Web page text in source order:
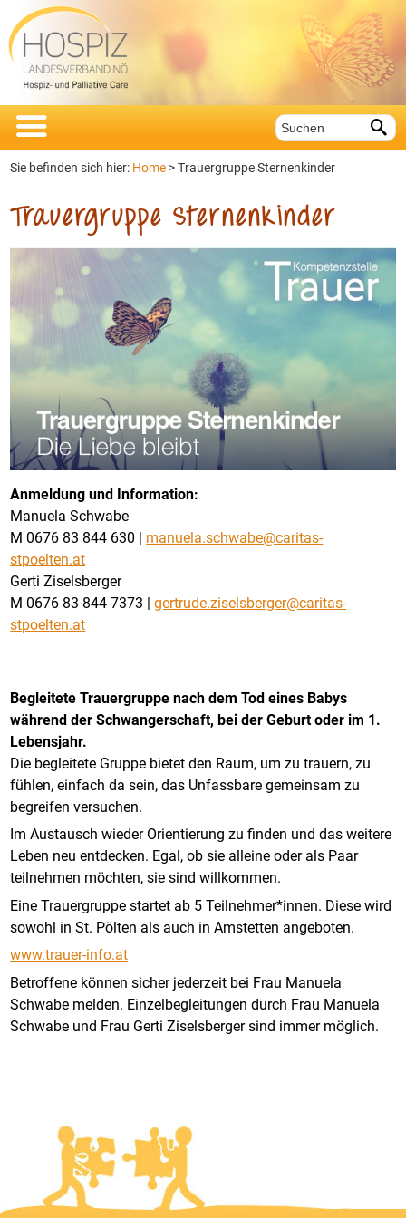
 
Sie befinden sich hier: Home >Trauergruppe Sternenkinder
Trauergruppe Sternenkinder
Anmeldung und Information:
Manuela Schwabe
M 0676 83 844 630 | manuela.schwabe@caritas-
stpoelten.at
Gerti Ziselsberger
M 0676 83 844 7373 |gertrude.ziselsberger@caritas-
stpoelten.at
Begleitete Trauergruppe nach dem Tod eines Babys
während derSchwangerschaft, bei der Geburt oder im 1.
Lebensjahr.
Die begleitete Gruppe bietet den Raum, um zu trauern, zu
fühlen, einfach da sein, das Unfassbare gemeinsam zu
begreifen versuchen.
Im Austausch wieder Orientierung zu finden und das weitere
Leben neu entdecken. Egal, ob sie alleine oder als Paar
teilnehmen möchten, sie sind willkommen.
Eine Trauergruppe startet ab 5 Teilnehmer*innen. Diese wird
sowohl in St. Pölten als auch in Amstetten angeboten.
www.trauer-info.at
Betroffene können sicher jederzeit bei Frau Manuela
Schwabe melden. Einzelbegleitungen durch Frau Manuela
Schwabe und Frau Gerti Ziselsberger sind immer möglich.